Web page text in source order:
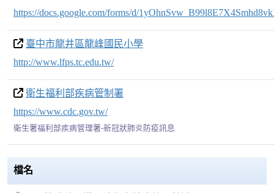
https://docs.google.com/forms/d/
臺中市龍井區龍峰國民小學
http://www.lfps.tc.edu.tw/
衛生福利部疾病管制署
https://www.cdc.gov.tw/
衛生署福利部疾病管理署-新冠狀肺炎防疫訊息
檔名